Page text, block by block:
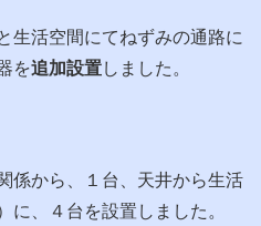
生活空間にてねずみの通路に
を追加設置しました。
係から、１台、天井から生活
に、４台を設置しました。